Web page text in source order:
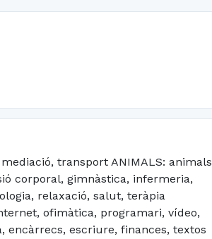
transport ANIMALS: animals
corporal, gimnàstica, infermeria,
relaxació, salut, teràpia
ofimàtica, programari, vídeo,
encàrrecs, escriure, finances, textos